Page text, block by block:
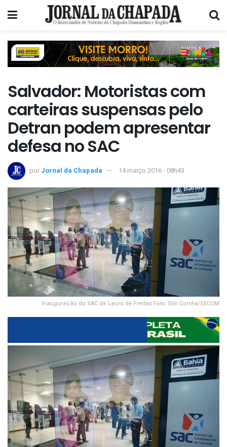
Salvador: Motoristas com
carteiras suspensas pelo
Detran podem apresentar
defesa no SAC
por Jornal da Chapada 14 março 2016 - 08h43
Inauguração do SAC de Lauro de Freitas Foto: Elói Corrêa/SECOM